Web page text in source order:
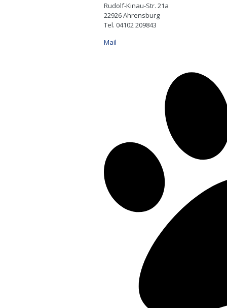
Rudolf-Kinau-Str. 21a
22926 Ahrensburg
Tel. 04102 209843
Mail